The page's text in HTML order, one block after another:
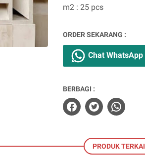
m2 : 25 pcs
ORDER SEKARANG :
Chat WhatsApp
BERBAGI :
PRODUK